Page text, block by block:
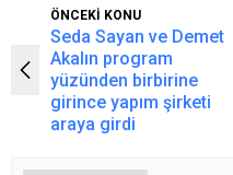
ÖNCEKİ KONU
Seda Sayan ve Demet
Akalın program
yüzünden birbirine
girince yapım şirketi
araya girdi